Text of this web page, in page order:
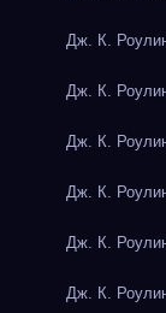
Дж. К.
Дж. К.
Дж. К.
Дж. К.
Дж. К.
Дж. К.